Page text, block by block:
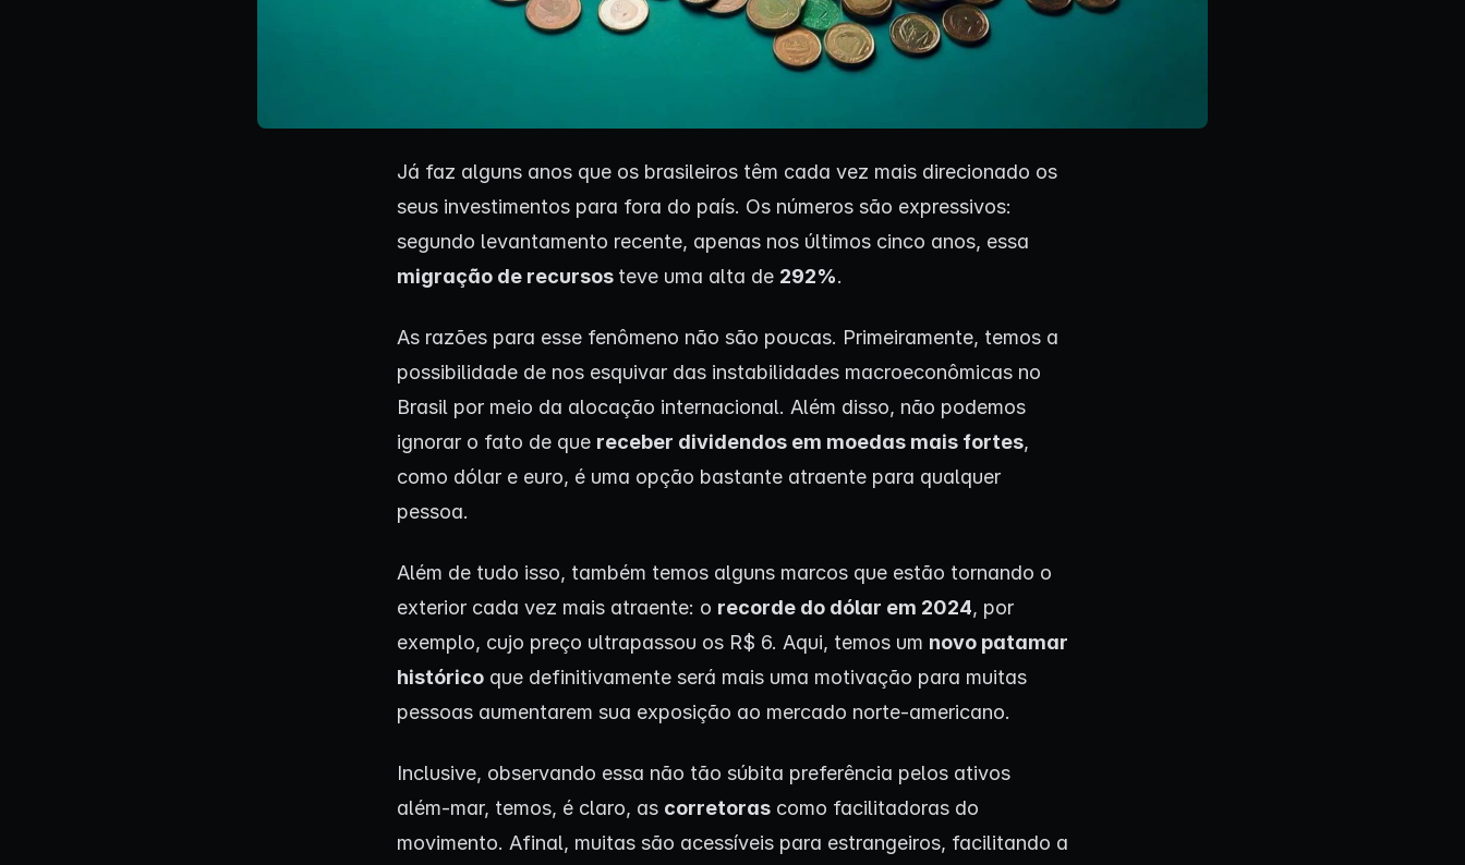
Já faz alguns anos que os brasileiros têm cada vez mais direcionado os
seus investimentos para fora do país. Os números são expressivos:
segundo levantamento recente, apenas nos últimos cinco anos, essa
migração de recursos teve uma alta de 292%.
As razões para esse fenômeno não são poucas. Primeiramente, temos a
possibilidade de nos esquivar das instabilidades macroeconômicas no
Brasil por meio da alocação internacional. Além disso, não podemos
ignorar o fato de que receber dividendos em moedas mais fortes,
como dólar e euro, é uma opção bastante atraente para qualquer
pessoa.
Além de tudo isso, também temos alguns marcos que estão tornando o
exterior cada vez mais atraente: o recorde do dólar em 2024, por
exemplo, cujo preço ultrapassou os R$ 6. Aqui, temos um novo patamar
histórico que definitivamente será mais uma motivação para muitas
pessoas aumentarem sua exposição ao mercado norte-americano.
Inclusive, observando essa não tão súbita preferência pelos ativos
além-mar, temos, é claro, as corretoras como facilitadoras do
movimento. Afinal, muitas são acessíveis para estrangeiros, facilitando a